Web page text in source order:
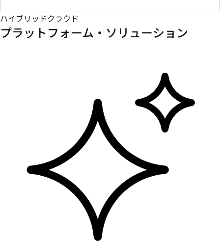
ハイブリッドクラウド
プラットフォーム・ソリューション